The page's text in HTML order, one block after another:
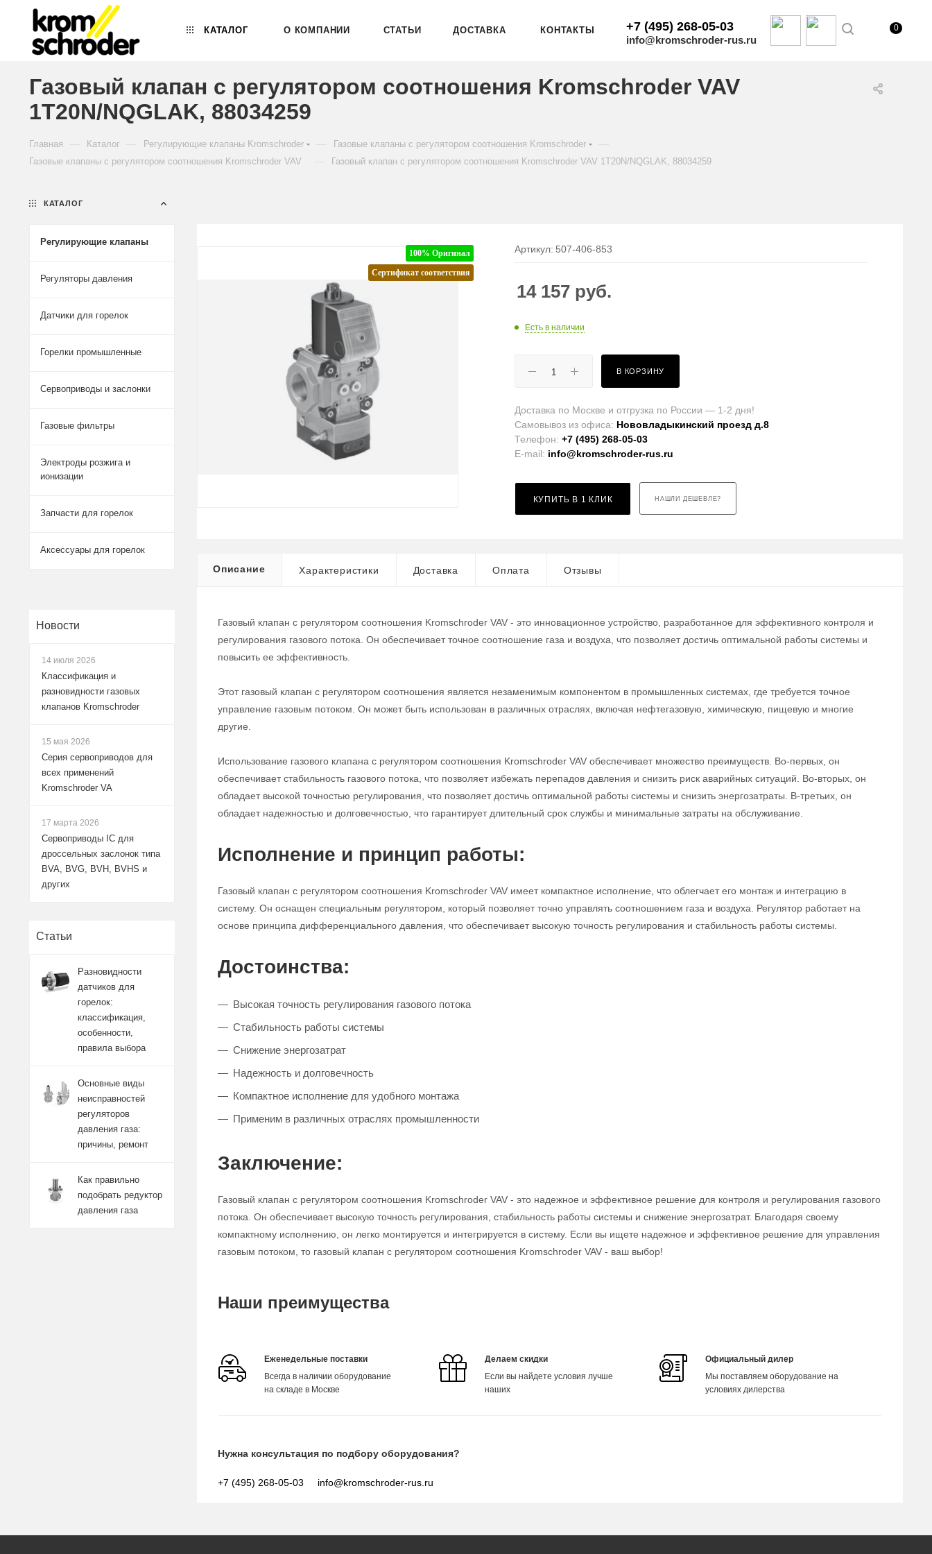
КАТАЛОГ О КОМПАНИИ СТАТЬИ ДОСТАВКА КОНТАКТЫ +7 (495) 268-05-03
info@kromschroder-rus.ru
0
Газовый клапан с регулятором соотношения Kromschroder VAV
1T20N/NQGLAK, 88034259
Главная Каталог Регулирующие клапаны Kromschroder Газовые клапаны с регулятором соотношения Kromschroder
Газовые клапаны с регулятором соотношения Kromschroder VAV Газовый клапан с регулятором соотношения Kromschroder VAV 1T20N/NQGLAK, 88034259
100% Оригинал
Сертификат соответствия
Артикул: 507-406-853
14 157 руб.
Есть в наличии
В КОРЗИНУ
Доставка по Москве и отгрузка по России — 1-2 дня!
Самовывоз из офиса: Нововладыкинский проезд д.8
Телефон:+7 (495) 268-05-03
E-mail: info@kromschroder-rus.ru
КУПИТЬ В 1 КЛИК НАШЛИ ДЕШЕВЛЕ?
Описание Характеристики Доставка Оплата Отзывы
Газовый клапан с регулятором соотношения Kromschroder VAV - это инновационное устройство, разработанное для эффективного контроля и
регулирования газового потока. Он обеспечивает точное соотношение газа и воздуха, что позволяет достичь оптимальной работы системы и
повысить ее эффективность.
Этот газовый клапан с регулятором соотношения является незаменимым компонентом в промышленных системах, где требуется точное
управление газовым потоком. Он может быть использован в различных отраслях, включая нефтегазовую, химическую, пищевую и многие
другие.
Использование газового клапана с регулятором соотношения Kromschroder VAV обеспечивает множество преимуществ. Во-первых, он
обеспечивает стабильность газового потока, что позволяет избежать перепадов давления и снизить риск аварийных ситуаций. Во-вторых, он
обладает высокой точностью регулирования, что позволяет достичь оптимальной работы системы и снизить энергозатраты. В-третьих, он
обладает надежностью и долговечностью, что гарантирует длительный срок службы и минимальные затраты на обслуживание.
Исполнение и принцип работы:
Газовый клапан с регулятором соотношения Kromschroder VAV имеет компактное исполнение, что облегчает его монтаж и интеграцию в
систему. Он оснащен специальным регулятором, который позволяет точно управлять соотношением газа и воздуха. Регулятор работает на
основе принципа дифференциального давления, что обеспечивает высокую точность регулирования и стабильность работы системы.
Достоинства:
Высокая точность регулирования газового потока
Стабильность работы системы
Снижение энергозатрат
Надежность и долговечность
Компактное исполнение для удобного монтажа
Применим в различных отраслях промышленности
Заключение:
Газовый клапан с регулятором соотношения Kromschroder VAV - это надежное и эффективное решение для контроля и регулирования газового
потока. Он обеспечивает высокую точность регулирования, стабильность работы системы и снижение энергозатрат. Благодаря своему
компактному исполнению, он легко монтируется и интегрируется в систему. Если вы ищете надежное и эффективное решение для управления
газовым потоком, то газовый клапан с регулятором соотношения Kromschroder VAV - ваш выбор!
Наши преимущества
Еженедельные поставки
Всегда в наличии оборудование
на складе в Москве
Делаем скидки
Если вы найдете условия лучше
наших
Официальный дилер
Мы поставляем оборудование на
условиях дилерства
Нужна консультация по подбору оборудования?
+7 (495) 268-05-03 info@kromschroder-rus.ru
КАТАЛОГ
Регулирующие клапаны
Регуляторы давления
Датчики для горелок
Горелки промышленные
Сервоприводы и заслонки
Газовые фильтры
Электроды розжига и
ионизации
Запчасти для горелок
Аксессуары для горелок
Новости
14 июля 2026
Классификация и
разновидности газовых
клапанов Kromschroder
15 мая 2026
Серия сервоприводов для
всех применений
Kromschroder VA
17 марта 2026
Сервоприводы IC для
дроссельных заслонок типа
BVA, BVG, BVH, BVHS и
других
Статьи
Разновидности
датчиков для
горелок:
классификация,
особенности,
правила выбора
Основные виды
неисправностей
регуляторов
давления газа:
причины, ремонт
Как правильно
подобрать редуктор
давления газа